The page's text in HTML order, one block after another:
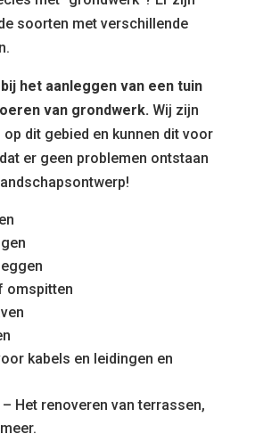
soorten met verschillende
het aanleggen van een tuin
van grondwerk.Wij zijn
dit gebied en kunnen dit voor
er geen problemen ontstaan
omspitten
kabels en leidingen en
Het renoveren van terrassen,